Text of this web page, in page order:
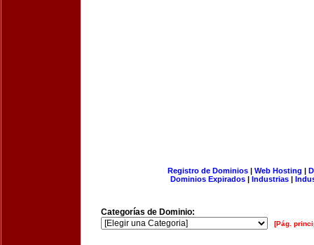
Registro de Dominios| Web Hosting |
Dominios Expirados | Industrias |
Categorías de Dominio:
[Pág.